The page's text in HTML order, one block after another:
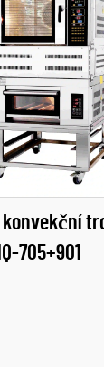
705+901